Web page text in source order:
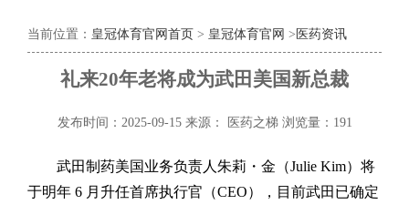
当前位置： 皇冠体育官网首页 > 皇冠体育官网 > 医药资讯
礼来20年老将成为武田美国新总裁
发布时间：2025-09-15 来源： 医药之梯 浏览量：191
武田制药美国业务负责人朱莉・金（Julie Kim）将
于明年 6 月升任首席执行官（CEO），目前武田已确定